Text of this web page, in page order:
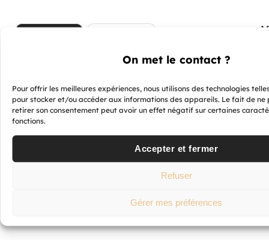
On met le contact ?
Pour offrir les meilleures expériences, nous utilisons des technologies
pour stocker et/ou accéder aux informations des appareils. Le fait de ne
retirer son consentement peut avoir un effet négatif sur certaines
fonctions.
Accepter et fermer
Refuser
Gérer mes préférences
Dosseret compatible avec tous les modèles de la
série NQiX
Vis de fixation fournies